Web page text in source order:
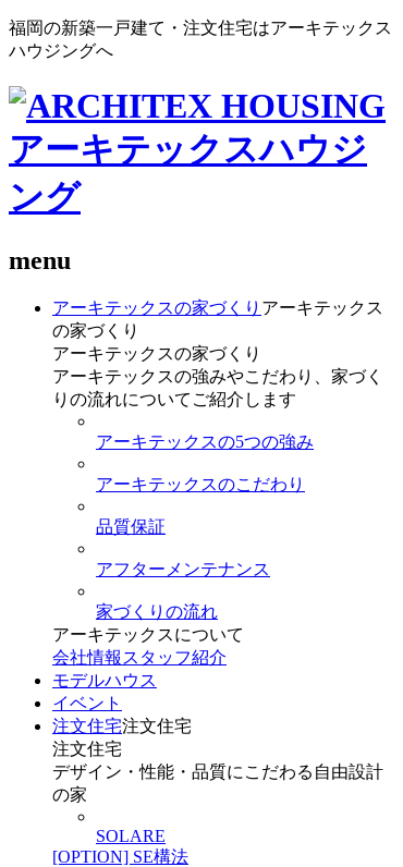
福岡の新築一戸建て・注文住宅はアーキテックス
ハウジングへ
menu
アーキテックスの家づくり アーキテックス
の家づくり
アーキテックスの家づくり
アーキテックスの強みやこだわり、家づく
りの流れについてご紹介します
アーキテックスの5つの強み
アーキテックスのこだわり
品質保証
アフターメンテナンス
家づくりの流れ
アーキテックスについて
会社情報 スタッフ紹介
モデルハウス
イベント
注文住宅注文住宅
注文住宅
デザイン・性能・品質にこだわる自由設計
の家
SOLARE
[OPTION] SE構法